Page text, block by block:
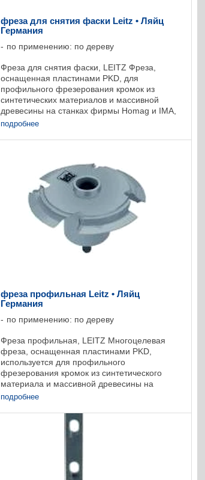
фреза для снятия фаски Leitz • Ляйц
Германия
по применению: по дереву
Фреза для снятия фаски, LEITZ Фреза,
оснащенная пластинами PKD, для
профильного фрезерования кромок из
синтетических материалов и массивной
древесины на станках фирмы Homag и IMA,
nmax. 12.000 об/мин-1. DO: номинальный ...
подробнее
фреза профильная Leitz • Ляйц
Германия
по применению: по дереву
Фреза профильная, LEITZ Многоцелевая
фреза, оснащенная пластинами PKD,
используется для профильного
фрезерования кромок из синтетического
материала и массивной древесины на
станках с i-System, многоцелевой
подробнее